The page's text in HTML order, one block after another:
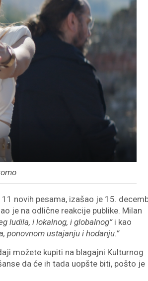
novih pesama, izašao je 15.
je na odlične reakcije publike. Milan
ludila, i lokalnog, i globalnog”i kao
ponovnom ustajanju i hodanju.”
možete kupiti na blagajni Кulturnog
da će ih tada uopšte biti, pošto je